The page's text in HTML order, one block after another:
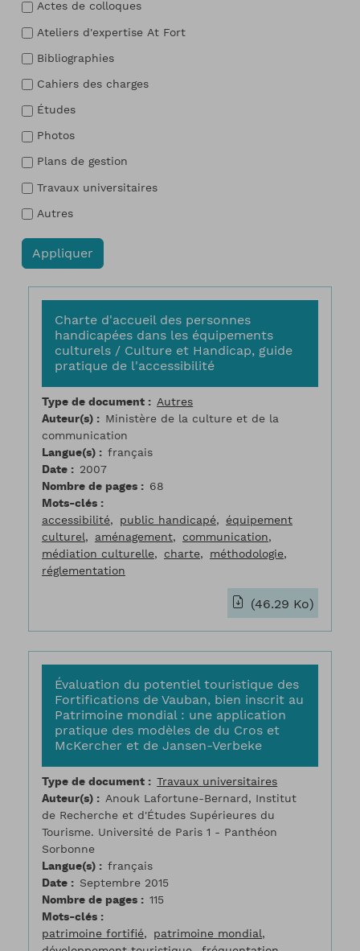
Actes de colloques
Ateliers d'expertise At Fort
Bibliographies
Cahiers des charges
Études
Photos
Plans de gestion
Travaux universitaires
Autres
Charte d'accueil des personnes
handicapées dans les équipements
culturels / Culture et Handicap, guide
pratique de l'accessibilité
Type de document
Autres
Auteur(s)
Ministère de la culture et de la
communication
Langue(s)
français
Date
2007
Nombre de pages
68
Mots-clés
accessibilité
public handicapé
équipement
culturel
aménagement
communication
médiation culturelle
charte
méthodologie
réglementation
(46.29 Ko)
Évaluation du potentiel touristique des
Fortifications de Vauban, bien inscrit au
Patrimoine mondial : une application
pratique des modèles de du Cros et
McKercher et de Jansen-Verbeke
Type de document
Travaux universitaires
Auteur(s)
Anouk Lafortune-Bernard, Institut
de Recherche et d'Études Supérieures du
Tourisme. Université de Paris 1 - Panthéon
Sorbonne
Langue(s)
français
Date
Septembre 2015
Nombre de pages
115
Mots-clés
patrimoine fortifié
patrimoine mondial